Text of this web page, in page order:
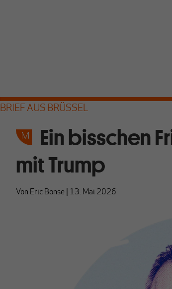
BRIEF AUS BRÜSSEL
Ein bisschen
mit Trump
Von Eric Bonse 13. Mai 2026